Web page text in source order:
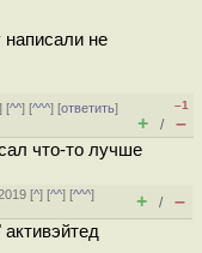
написали не
] [^^] [^^^] [ответить]
–1
+ / –
что-то лучше
[^] [^^] [^^^]
+ / –